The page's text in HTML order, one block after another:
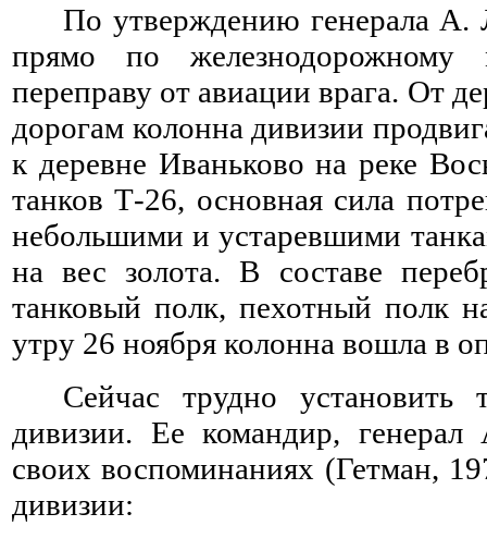
По утверждению генерала А.
прямо по железнодорожному
переправу от авиации врага. От
дорогам колонна дивизии
к деревне Иваньково на реке
танков Т-26, основная сила
небольшими и устаревшими
на вес золота. В составе
танковый полк, пехотный полк
утру 26 ноября колонна вошла в
Сейчас трудно
дивизии. Ее командир,
своих воспоминаниях (Гетман,
дивизии: